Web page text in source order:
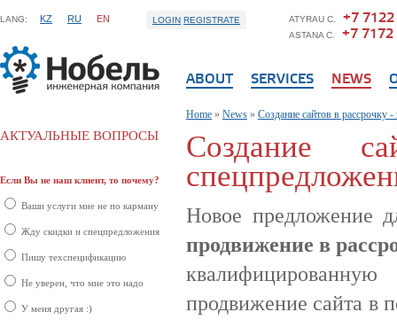
LANG: KZ RU EN LOGIN REGISTRATE ATYRAU C. +7 7122
ASTANA C. +7 7172
ABOUT SERVICES NEWS
АКТУАЛЬНЫЕ ВОПРОСЫ
Если Вы не наш клиент, то почему?
Ваши услуги мне не по карману
Жду скидки и спецпредложения
Пишу техспецификацию
Не уверен, что мне это надо
У меня другая :)
Home » News » Создание сайтов в рассрочку
Создание
Новое предложение
продвижение в
продвижение сайта в